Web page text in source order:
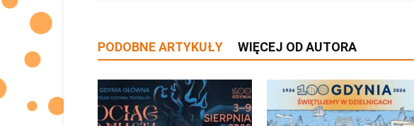
PODOBNE ARTYKUŁY WIĘCEJ OD AUTORA